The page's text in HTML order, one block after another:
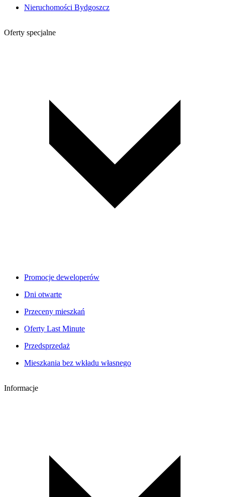
Nieruchomości Bydgoszcz
Oferty specjalne
Promocje deweloperów
Dni otwarte
Przeceny mieszkań
Oferty Last Minute
Przedsprzedaż
Mieszkania bez wkładu własnego
Informacje